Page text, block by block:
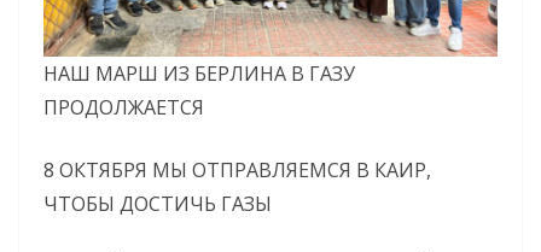
НАШ МАРШ ИЗ БЕРЛИНА В ГАЗУ
ПРОДОЛЖАЕТСЯ
8 ОКТЯБРЯ МЫ ОТПРАВЛЯЕМСЯ В КАИР,
ЧТОБЫ ДОСТИЧЬ ГАЗЫ